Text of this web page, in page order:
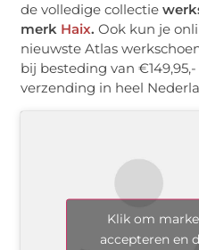
de volledige collectie
merk Haix. Ook kun je
nieuwste Atlas
bij besteding van
verzending in heel
Klik om
accepteren en